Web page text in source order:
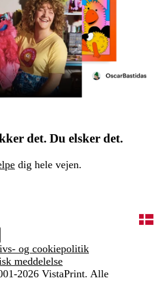
det. Du elsker det.
dig hele vejen.
og cookiepolitik
meddelelse
2026 VistaPrint. Alle